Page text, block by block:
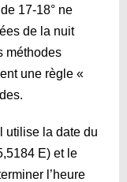
17-18° ne
de la nuit
méthodes
une règle «
utilise la date du
E) et le
l’heure